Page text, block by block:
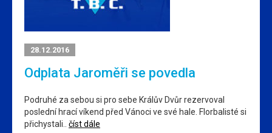
28.12.2016
Odplata Jaroměři se povedla
Podruhé za sebou si pro sebe Králův Dvůr rezervoval
poslední hrací víkend před Vánoci ve své hale. Florbalisté si
přichystali.. číst dále